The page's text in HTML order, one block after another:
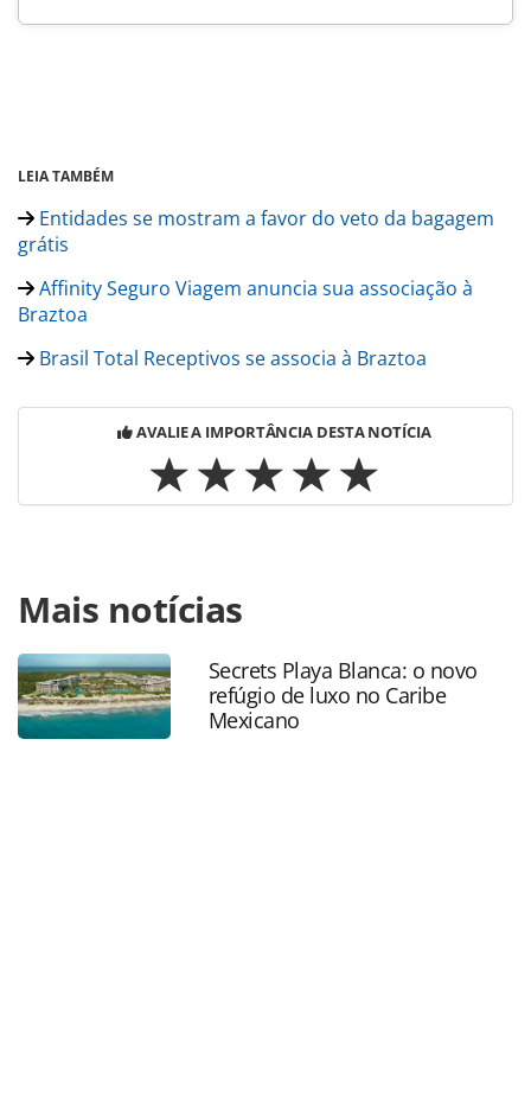
LEIA TAMBÉM
Entidades se mostram a favor do veto da bagagem
grátis
Affinity Seguro Viagem anuncia sua associação à
Braztoa
Brasil Total Receptivos se associa à Braztoa
AVALIE A IMPORTÂNCIA DESTA NOTÍCIA
https://www.panrotas.com.br/mercado/agencias-de-
viagens/2019/06/nova-diretoria-assume-braztoa-para-
gestao-2019-2021_165497.html ou as ferramentas
oferecidas na página. Todo o conteúdo produzido pela
PANROTAS Editora é protegido pela legislação brasileira
sobre direito autoral. Não reproduza o conteúdo sem
Mais notícias
Secrets Playa Blanca: o novo
refúgio de luxo no Caribe
Mexicano